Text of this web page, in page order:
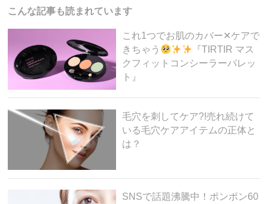
o
o
k
こんな記事も読まれています
これ1つでお肌のカバー✕ケアで
きちゃう
『TIRTIR マス
クフィットコンシーラーパレッ
ト』
毛穴を刺してケア?!売れ続けて
いる毛穴ケアアイテムの正体と
は？
SNSで話題沸騰中！ポンポン60